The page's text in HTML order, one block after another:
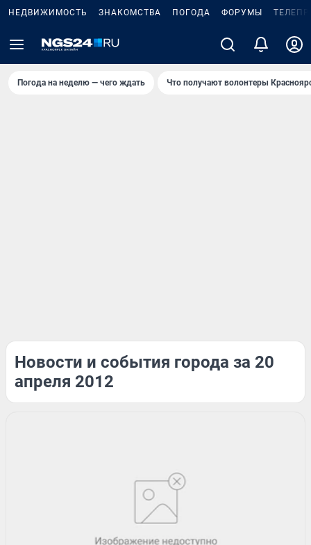
НЕДВИЖИМОСТЬ ЗНАКОМСТВА ПОГОДА ФОРУМЫ
Погода на неделю — чего ждать Что получают волонтеры
Новости и события города за 20
апреля 2012